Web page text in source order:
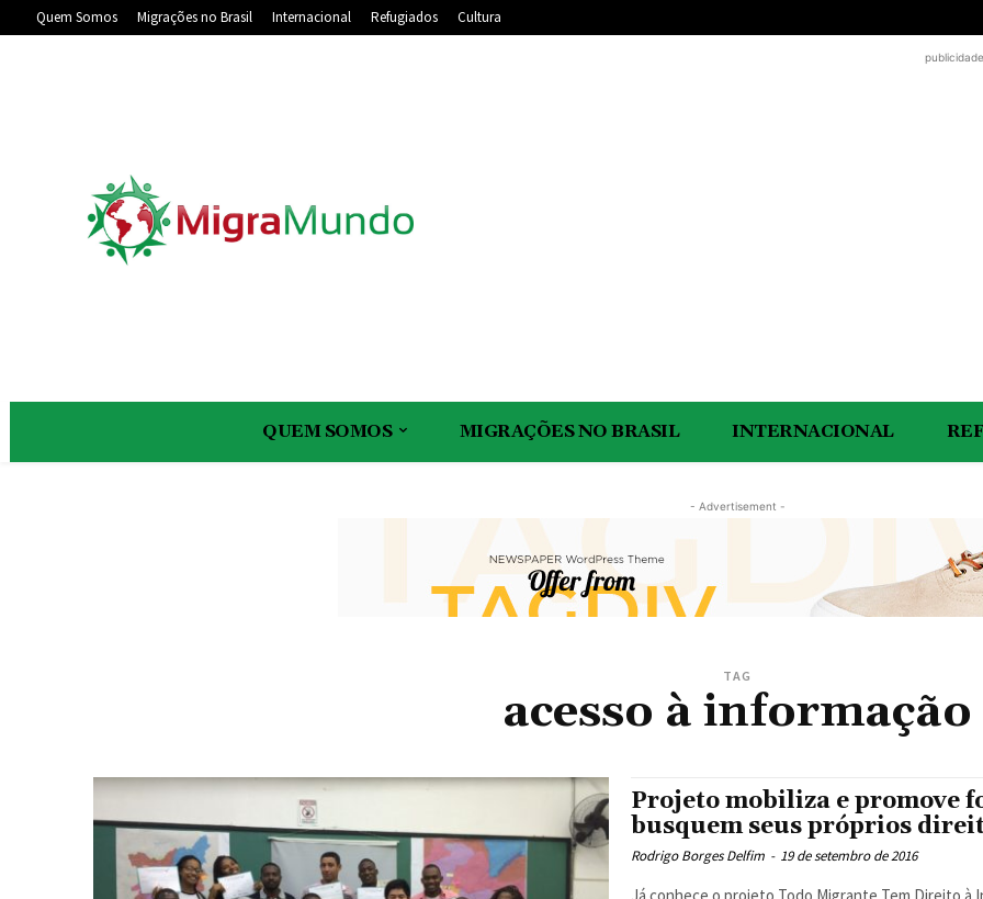
Quem Somos Migrações no Brasil Internacional Refugiados Cultura
QUEM SOMOS MIGRAÇÕES NO BRASIL INTERNACIONAL
- Advertisement -
TAG
acesso à informação
Projeto mobiliza e promove
busquem seus próprios
Rodrigo Borges Delfim - 19 de setembro de 2016